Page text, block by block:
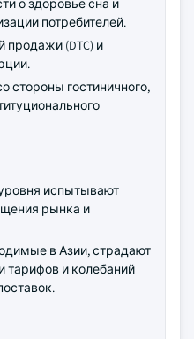
о здоровье сна и
потребителей.
продажи (DTC) и
стороны гостиничного,
испытывают
рынка и
в Азии, страдают
тарифов и колебаний